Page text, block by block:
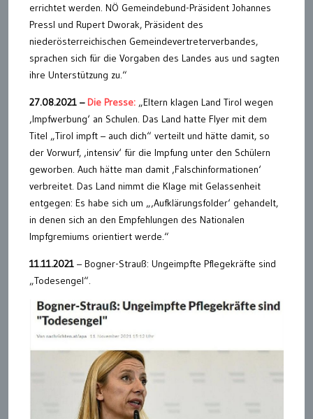
errichtet werden. NÖ Gemeindebund-Präsident Johannes
Pressl und Rupert Dworak, Präsident des
niederösterreichischen Gemeindevertreterverbandes,
sprachen sich für die Vorgaben des Landes aus und sagten
ihre Unterstützung zu.“
27.08.2021 – Die Presse: „Eltern klagen Land Tirol wegen
‚Impfwerbung‘ an Schulen. Das Land hatte Flyer mit dem
Titel „Tirol impft – auch dich“ verteilt und hätte damit, so
der Vorwurf, ‚intensiv‘ für die Impfung unter den Schülern
geworben. Auch hätte man damit ‚Falschinformationen‘
verbreitet. Das Land nimmt die Klage mit Gelassenheit
entgegen: Es habe sich um „‚Aufklärungsfolder‘ gehandelt,
in denen sich an den Empfehlungen des Nationalen
Impfgremiums orientiert werde.“
11.11.2021 – Bogner-Strauß: Ungeimpfte Pflegekräfte sind
„Todesengel“.